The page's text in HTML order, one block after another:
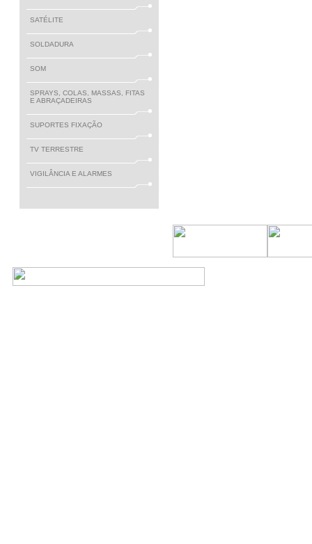
SATÉLITE
SOLDADURA
SOM
SPRAYS, COLAS, MASSAS, FITAS
E ABRAÇADEIRAS
SUPORTES FIXAÇÃO
TV TERRESTRE
VIGILÂNCIA E ALARMES